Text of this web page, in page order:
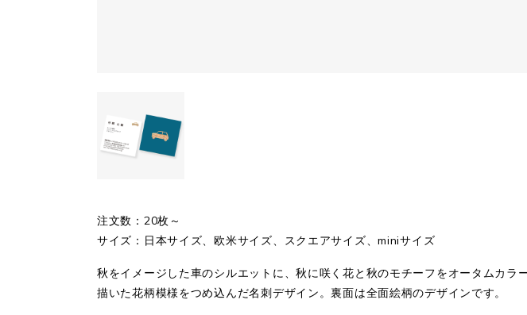
注文数：20枚～
サイズ：日本サイズ、欧米サイズ、スクエアサイズ、miniサイズ
秋をイメージした車のシルエットに、秋に咲く花と秋のモチーフをオータムカラ
描いた花柄模様をつめ込んだ名刺デザイン。裏面は全面絵柄のデザインです。